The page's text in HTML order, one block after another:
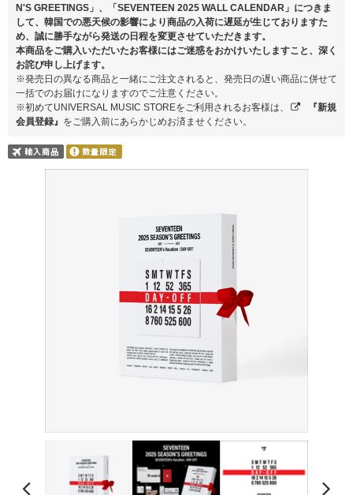
N'S GREETINGS」、「SEVENTEEN 2025 WALL CALENDAR」につきま
して、韓国での悪天候の影響により商品の入荷に遅延が生じておりますた
め、誠に勝手ながら発送の日程を変更させていただきます。
本商品をご購入いただいたお客様にはご迷惑をおかけいたしますこと、深く
お詫び申し上げます。
※発売日の異なる商品と一緒にご注文されると、発売日の遅い商品に併せて
一括でのお届けになりますのでご注意ください。
※初めてUNIVERSAL MUSIC STOREをご利用されるお客様は、
『新規
会員登録』 をご購入前にあらかじめお済ませください。